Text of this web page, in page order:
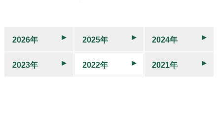
2026年 2025年 2024年
2023年 2022年 2021年